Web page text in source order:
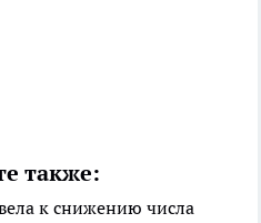
также:
к снижению числа